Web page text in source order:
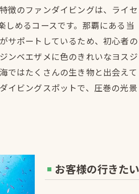
徴のファンダイビングは、ライセ
めるコースです。那覇にある当
サポートしているため、初心者の
ンベエザメに色のきれいなヨスジ
ではたくさんの生き物と出会えて
イビングスポットで、圧巻の光景
お客様の行きた